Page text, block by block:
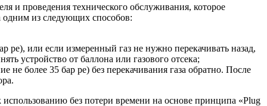
и проведения технического обслуживания, которое
одним из следующих способов:
pe), или если измеренный газ не нужно перекачивать назад,
устройство от баллона или газового отсека;
более 35 бар pe) без перекачивания газа обратно. После
без потери времени на основе принципа «Plug